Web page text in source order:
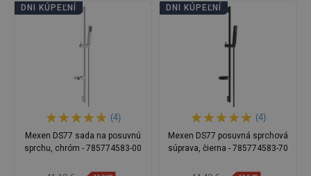
DNI KÚPEĽNÍ
(4)
Mexen DS77 sada na posuvnú
sprchu, chróm - 785774583-00
DNI KÚPEĽNÍ
(4)
Mexen DS77 posuvná sprchová
súprava, čierna - 785774583-70